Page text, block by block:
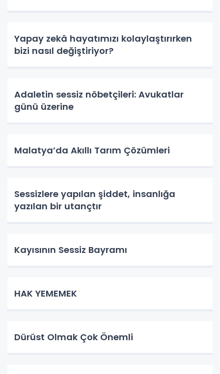
Yapay zekâ hayatımızı kolaylaştırırken
bizi nasıl değiştiriyor?
Adaletin sessiz nöbetçileri: Avukatlar
günü üzerine
Malatya’da Akıllı Tarım Çözümleri
Sessizlere yapılan şiddet, insanlığa
yazılan bir utançtır
Kayısının Sessiz Bayramı
HAK YEMEMEK
Dürüst Olmak Çok Önemli